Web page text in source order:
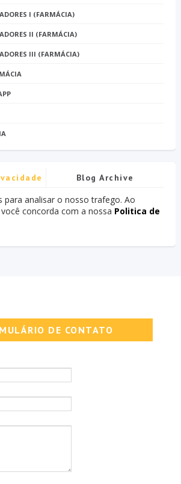
I (FARMÁCIA)
II (FARMÁCIA)
III (FARMÁCIA)
Blog Archive
para analisar o nosso trafego. Ao
concorda com a nossa Politica de
DE CONTATO